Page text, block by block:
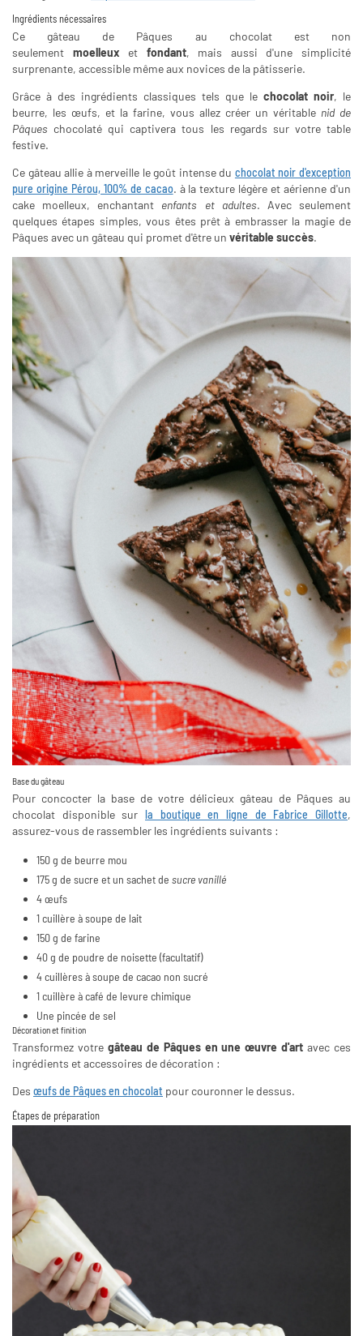
Ingrédients nécessaires
Ce gâteau de Pâques au chocolat est non
seulement moelleux et fondant, mais aussi d'une simplicité
surprenante, accessible même aux novices de la pâtisserie.
Grâce à des ingrédients classiques tels que le chocolat noir, le
beurre, les œufs, et la farine, vous allez créer un véritable nid de
Pâques chocolaté qui captivera tous les regards sur votre table
festive.
Ce gâteau allie à merveille le goût intense du chocolat noir d'exception
pure origine Pérou, 100% de cacao. à la texture légère et aérienne d'un
cake moelleux, enchantant enfants et adultes. Avec seulement
quelques étapes simples, vous êtes prêt à embrasser la magie de
Pâques avec un gâteau qui promet d'être un véritable succès.
Base du gâteau
Pour concocter la base de votre délicieux gâteau de Pâques au
chocolat disponible sur la boutique en ligne de Fabrice Gillotte,
assurez-vous de rassembler les ingrédients suivants :
150 g de beurre mou
175 g de sucre et un sachet de sucre vanillé
4 œufs
1 cuillère à soupe de lait
150 g de farine
40 g de poudre de noisette (facultatif)
4 cuillères à soupe de cacao non sucré
1 cuillère à café de levure chimique
Une pincée de sel
Décoration et finition
Transformez votre gâteau de Pâques en une œuvre d'art avec ces
ingrédients et accessoires de décoration :
Des œufs de Pâques en chocolat pour couronner le dessus.
Étapes de préparation